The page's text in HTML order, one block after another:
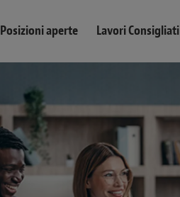
Posizioni aperte Lavori Consigliati